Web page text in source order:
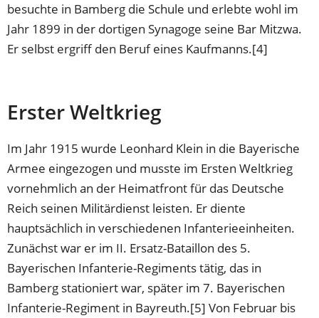
besuchte in Bamberg die Schule und erlebte wohl im
Jahr 1899 in der dortigen Synagoge seine Bar Mitzwa.
Er selbst ergriff den Beruf eines Kaufmanns.[4]
Erster Weltkrieg
Im Jahr 1915 wurde Leonhard Klein in die Bayerische
Armee eingezogen und musste im Ersten Weltkrieg
vornehmlich an der Heimatfront für das Deutsche
Reich seinen Militärdienst leisten. Er diente
hauptsächlich in verschiedenen Infanterieeinheiten.
Zunächst war er im II. Ersatz-Bataillon des 5.
Bayerischen Infanterie-Regiments tätig, das in
Bamberg stationiert war, später im 7. Bayerischen
Infanterie-Regiment in Bayreuth.[5] Von Februar bis